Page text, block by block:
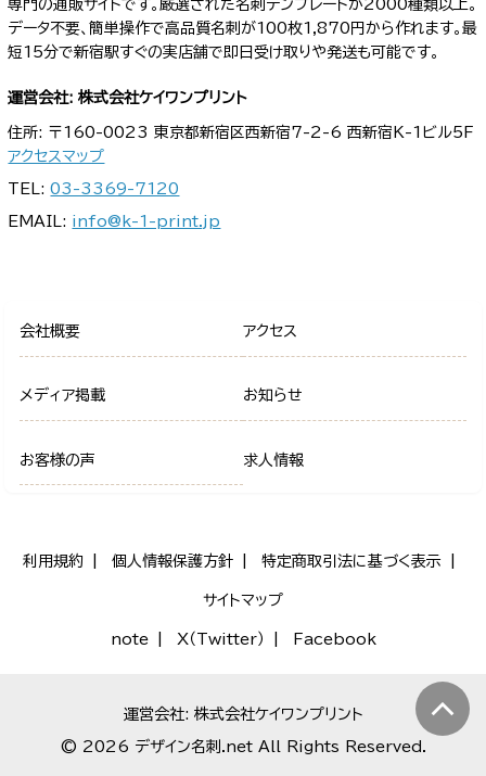
専門の通販サイトです。厳選された名刺テンプレートが2000種類以上。
データ不要、簡単操作で高品質名刺が100枚1,870円から作れます。最
短15分で新宿駅すぐの実店舗で即日受け取りや発送も可能です。
運営会社: 株式会社ケイワンプリント
住所: 〒160-0023 東京都新宿区西新宿7-2-6 西新宿K-1ビル5F
アクセスマップ
TEL:03-3369-7120
EMAIL: info@k-1-print.jp
会社概要 アクセス
メディア掲載 お知らせ
お客様の声 求人情報
利用規約 個人情報保護方針 特定商取引法に基づく表示
サイトマップ
note X（Twitter） Facebook
運営会社: 株式会社ケイワンプリント
© 2026 デザイン名刺.net All Rights Reserved.